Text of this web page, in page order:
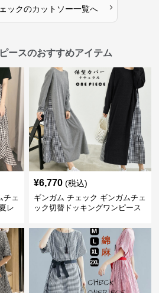
ックのカットソー一覧へ ›
ースのおすすめアイテム
チェ
レ
¥6,770 (税込)
ギンガム チェック ギンガムチェ
ック切替ドッキングワンピース